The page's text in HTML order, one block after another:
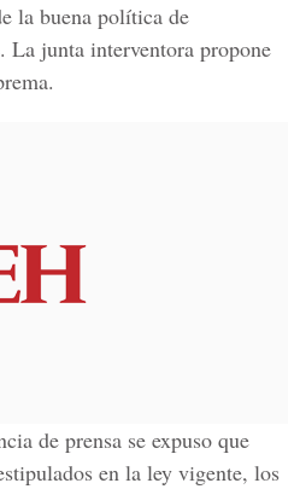
la buena política de
La junta interventora propone
de prensa se expuso que
en la ley vigente, los